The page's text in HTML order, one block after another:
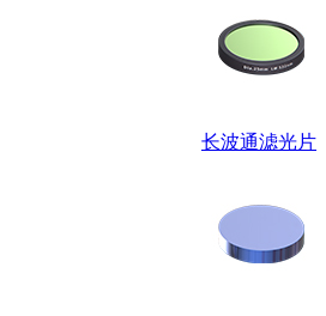
长波通滤光片